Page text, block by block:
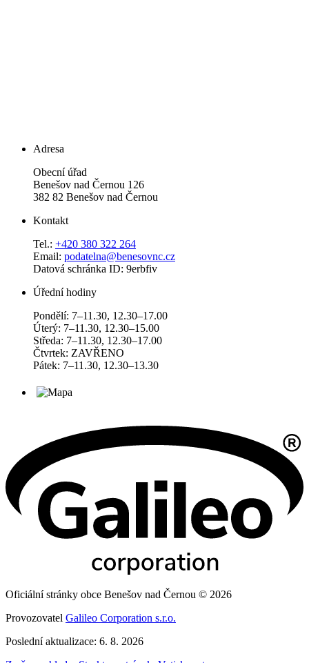
Adresa
Obecní úřad
Benešov nad Černou 126
382 82 Benešov nad Černou
Kontakt
Tel.: +420 380 322 264
Email: podatelna@benesovnc.cz
Datová schránka ID: 9erbfiv
Úřední hodiny
Pondělí: 7–11.30, 12.30–17.00
Úterý: 7–11.30, 12.30–15.00
Středa: 7–11.30, 12.30–17.00
Čtvrtek: ZAVŘENO
Pátek: 7–11.30, 12.30–13.30
Oficiální stránky obce Benešov nad Černou © 2026
Provozovatel Galileo Corporation s.r.o.
Poslední aktualizace: 6. 8. 2026